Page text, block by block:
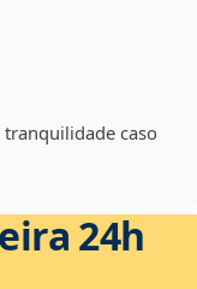
caso
24h